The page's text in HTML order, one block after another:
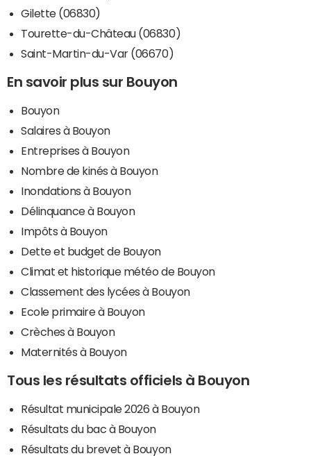
Gilette (06830)
Tourette-du-Château (06830)
Saint-Martin-du-Var (06670)
En savoir plus sur Bouyon
Bouyon
Salaires à Bouyon
Entreprises à Bouyon
Nombre de kinés à Bouyon
Inondations à Bouyon
Délinquance à Bouyon
Impôts à Bouyon
Dette et budget de Bouyon
Climat et historique météo de Bouyon
Classement des lycées à Bouyon
Ecole primaire à Bouyon
Crèches à Bouyon
Maternités à Bouyon
Tous les résultats officiels à Bouyon
Résultat municipale 2026 à Bouyon
Résultats du bac à Bouyon
Résultats du brevet à Bouyon